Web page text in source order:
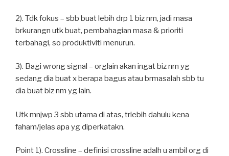
2). Tdk fokus – sbb buat lebih drp 1 biz nm, jadi masa
brkurangn utk buat, pembahagian masa & prioriti
terbahagi, so produktiviti menurun.
3). Bagi wrong signal – orglain akan ingat biz nm yg
sedang dia buat x berapa bagus atau brmasalah sbb tu
dia buat biz nm yg lain.
Utk mnjwp 3 sbb utama di atas, trlebih dahulu kena
faham/jelas apa yg diperkatakn.
Point 1). Crossline – definisi crossline adalh u ambil org di